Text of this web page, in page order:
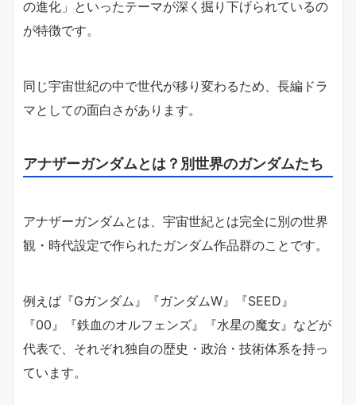
の進化」といったテーマが深く掘り下げられているの
が特徴です。
同じ宇宙世紀の中で世代が移り変わるため、長編ドラ
マとしての面白さがあります。
アナザーガンダムとは？別世界のガンダムたち
アナザーガンダムとは、宇宙世紀とは完全に別の世界
観・時代設定で作られたガンダム作品群のことです。
例えば『Gガンダム』『ガンダムW』『SEED』
『00』『鉄血のオルフェンズ』『水星の魔女』などが
代表で、それぞれ独自の歴史・政治・技術体系を持っ
ています。